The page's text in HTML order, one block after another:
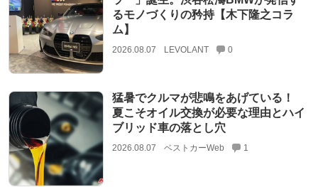
るモノづくりの矜持【木下隆之コラ
ム】
2026.08.07 LEVOLANT 0
猛暑でクルマが悲鳴をあげている！
夏こそオイル交換が必要な理由とハイ
ブリッド車の落とし穴
2026.08.07 ベストカーWeb 1